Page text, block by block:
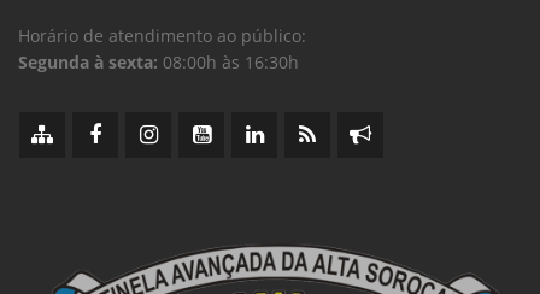
Horário de atendimento ao público:
Segunda à sexta: 08:00h às 16:30h